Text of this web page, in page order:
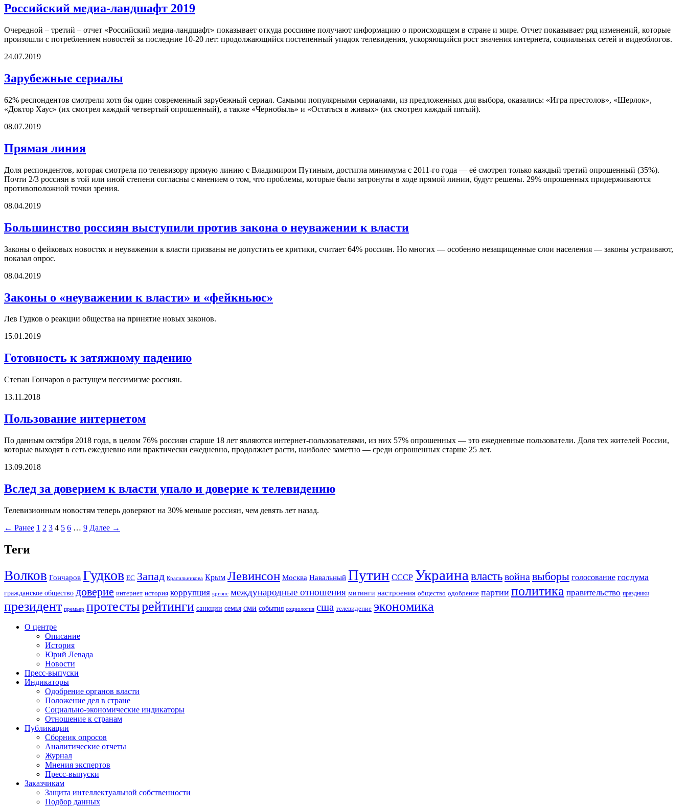
Российский медиа-ландшафт 2019
Очередной – третий – отчет «Российский медиа-ландшафт» показывает откуда россияне получают информацию о происходящем в стране и мире. Отчет показывает ряд изменений, которые
произошли с потреблением новостей за последние 10-20 лет: продолжающийся постепенный упадок телевидения, ускоряющийся рост значения интернета, социальных сетей и видеоблогов.
24.07.2019
Зарубежные сериалы
62% респондентов смотрели хотя бы один современный зарубежный сериал. Самыми популярными сериалами, из предложенных для выбора, оказались: «Игра престолов», «Шерлок»,
«Доктор Хаус» (их смотрел каждый четвертый опрошенный), а также «Чернобыль» и «Остаться в живых» (их смотрел каждый пятый).
08.07.2019
Прямая линия
Доля респондентов, которая смотрела по телевизору прямую линию с Владимиром Путиным, достигла минимума с 2011-го года — её смотрел только каждый третий опрошенный (35%).
Почти 2/3 россиян в той или иной степени согласны с мнением о том, что проблемы, которые были затронуты в ходе прямой линии, будут решены. 29% опрошенных придерживаются
противоположной точки зрения.
08.04.2019
Большинство россиян выступили против закона о неуважении к власти
Законы о фейковых новостях и неуважении к власти призваны не допустить ее критики, считает 64% россиян. Но многих — особенно незащищенные слои населения — законы устраивают,
показал опрос.
08.04.2019
Законы о «неуважении к власти» и «фейкньюс»
Лев Гудков о реакции общества на принятие новых законов.
15.01.2019
Готовность к затяжному падению
Степан Гончаров о растущем пессимизме россиян.
13.11.2018
Пользование интернетом
По данным октября 2018 года, в целом 76% россиян старше 18 лет являются интернет-пользователями, из них 57% опрошенных — это ежедневные пользователи. Доля тех жителей России,
которые выходят в сеть ежедневно или практически ежедневно, продолжает расти, наиболее заметно — среди опрошенных старше 25 лет.
13.09.2018
Вслед за доверием к власти упало и доверие к телевидению
Телевизионным новостям теперь доверяют на 30% меньше россиян, чем девять лет назад.
← Ранее 1 2 3 4 5 6 … 9 Далее →
Теги
Волков Гончаров Гудков ЕС Запад Красильникова Крым Левинсон Москва Навальный Путин СССР Украина властьвойна выборы голосование госдума
гражданское общество доверие интернет история коррупция кризис международные отношения митинги настроения общество одобрение партии политика правительство праздники
президент премьер протестырейтинги санкции семья сми события социология сша телевидение экономика
О центре
Описание
История
Юрий Левада
Новости
Пресс-выпуски
Индикаторы
Одобрение органов власти
Положение дел в стране
Социально-экономические индикаторы
Отношение к странам
Публикации
Сборник опросов
Аналитические отчеты
Журнал
Мнения экспертов
Пресс-выпуски
Заказчикам
Защита интеллектуальной собственности
Подбор данных